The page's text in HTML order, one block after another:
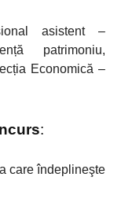
asistent –
patrimoniu,
Economică –
:
care îndeplineşte